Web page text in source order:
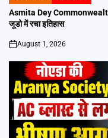
IN
Asmita Dey Commonwealth
जूडो में रचा इतिहास
on
August 1, 2026